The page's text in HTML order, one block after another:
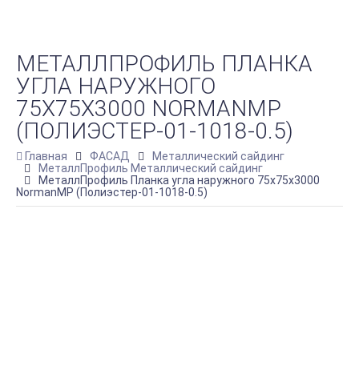
МЕТАЛЛПРОФИЛЬ ПЛАНКА
УГЛА НАРУЖНОГО
75Х75Х3000 NORMANMP
(ПОЛИЭСТЕР-01-1018-0.5)
Главная ФАСАД
Металлический сайдинг
МеталлПрофиль Металлический сайдинг
МеталлПрофиль Планка угла наружного 75х75х3000
NormanMP (Полиэстер-01-1018-0.5)